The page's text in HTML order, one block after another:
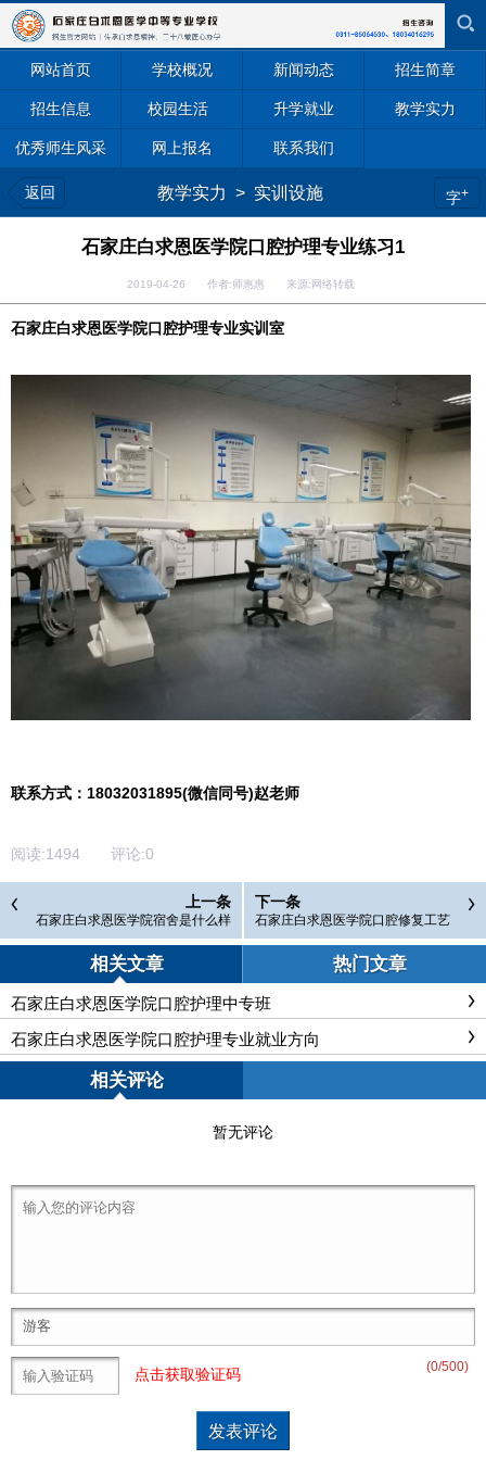
网站首页 学校概况 新闻动态 招生简章
招生信息 校园生活 升学就业 教学实力
优秀师生风采 网上报名 联系我们
返回 教学实力 > 实训设施 字+
石家庄白求恩医学院口腔护理专业练习1
2019-04-26 作者:师惠惠 来源:网络转载
石家庄白求恩医学院口腔护理专业实训室
联系方式：18032031895(微信同号)赵老师
阅读:1494 评论:0
上一条
石家庄白求恩医学院宿舍是什么样
下一条
石家庄白求恩医学院口腔修复工艺
相关文章 热门文章
石家庄白求恩医学院口腔护理中专班
石家庄白求恩医学院口腔护理专业就业方向
相关评论
暂无评论
(0/500)
点击获取验证码